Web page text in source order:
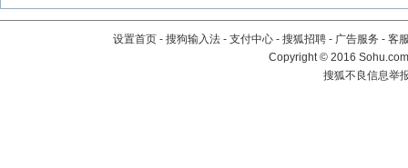
设置首页 - 搜狗输入法 - 支付中心 - 搜狐招聘 - 广告服务 - 客
Copyright©2016
搜狐不良信息举